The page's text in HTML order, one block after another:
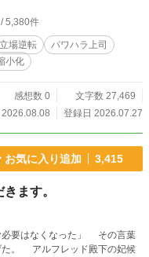
姿で目の前にいるのか？ そし
『黒幕』の目的とは――。 困
音と、ミニチュアサイズの体
巨大な元部下と、掌に収まる元
理的にも立場的にも完全に崩壊
実験の罠が二人を襲う。 15cm
環境の中、彼らが生き残るた
＆逆転劇。 二人は黒幕の仕組ん
い部屋から生きて脱出すること
5,380件
立場逆転
パワハラ上司
小化
感想数 0
文字数 27,469
登録日 2026.07.27
お気に入り追加 3,415
ます。
くなった」 その言葉
妃候